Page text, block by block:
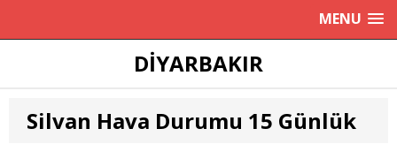
MENU
DIYARBAKIR
Silvan Hava Durumu 15 Günlük